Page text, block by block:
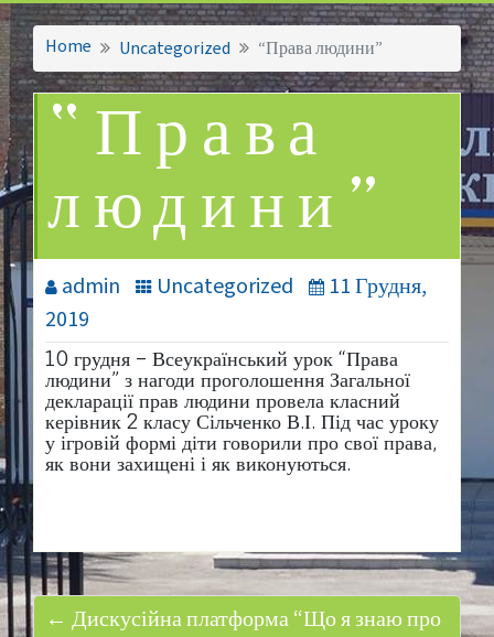
Home Uncategorized “Права людини”
“Права
людини”
admin Uncategorized
11 Грудня,
2019
10 грудня – Всеукраїнський урок “Права
людини” з нагоди проголошення Загальної
декларації прав людини провела класний
керівник 2 класу Сільченко В.І. Під час уроку
у ігровій формі діти говорили про свої права,
як вони захищені і як виконуються.
← Дискусійна платформа “Що я знаю про